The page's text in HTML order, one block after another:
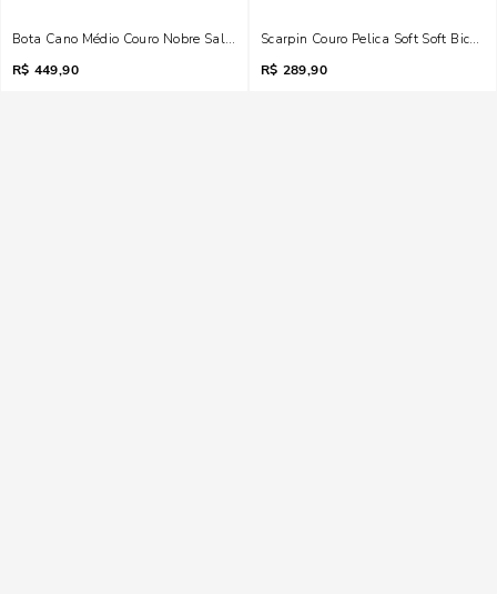
Bota Cano Médio Couro Nobre Salto Bloco Preta
R$ 449,90
Scarpin Couro
R$ 289,90